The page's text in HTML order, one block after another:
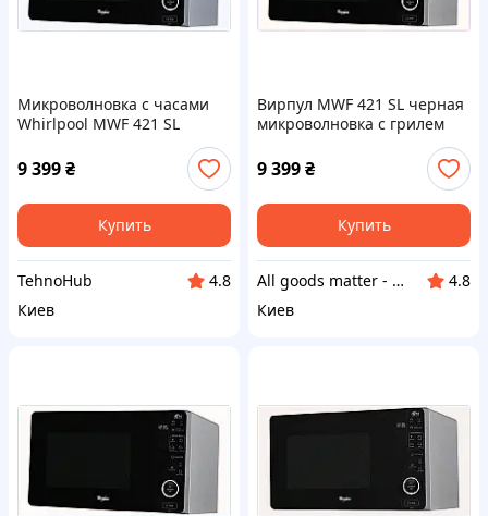
Микроволновка с часами
Whirlpool MWF 421 SL
серебристая, 87M5H3849
9 399₴
Купить
TehnoHub
4.8
Киев
Вирпул MWF 421 SL черная
микроволновка с грилем
9 399₴
Купить
All goods matter - актуальные товары на каждый день
4.8
Киев